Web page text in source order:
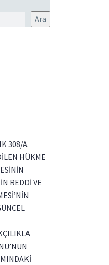
Ara
308/A
HÜKME
REDDİ VE